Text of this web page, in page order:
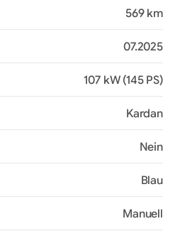
569 km
07.2025
107 kW (145 PS)
Kardan
Nein
Blau
Manuell